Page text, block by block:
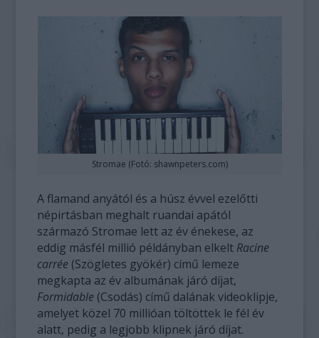
Stromae (Fotó: shawnpeters.com)
A flamand anyától és a húsz évvel ezelőtti
népirtásban meghalt ruandai apától
származó Stromae lett az év énekese, az
eddig másfél millió példányban elkelt Racine
carrée (Szögletes gyökér) című lemeze
megkapta az év albumának járó díjat,
Formidable (Csodás) című dalának videoklipje,
amelyet közel 70 millióan töltöttek le fél év
alatt, pedig a legjobb klipnek járó díjat.